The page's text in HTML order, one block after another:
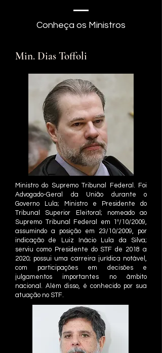
Conheça os Ministros
Min. Dias Toffoli
Ministro do Supremo Tribunal Federal. Foi
Advogado-Geral da União durante o
Governo Lula; Ministro e Presidente do
Tribunal Superior Eleitoral; nomeado ao
Supremo Tribunal Federal em 1º/10/2009,
assumindo a posição em 23/10/2009, por
indicação de Luiz Inácio Lula da Silva;
serviu como Presidente do STF de 2018 a
2020; possui uma carreira jurídica notável,
com participações em decisões e
julgamentos importantes no âmbito
nacional. Além disso, é conhecido por sua
atuação no STF.